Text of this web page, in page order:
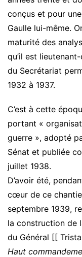
conçus et pour
Gaulle lui-même.
maturité des
qu’il est
du Secrétariat
1932 à 1937.
C’est à cette
portant «
guerre », adopté
Sénat et publiée
juillet 1938.
D’avoir été,
cœur de ce
septembre 1939,
la construction de
du Général [[
Haut